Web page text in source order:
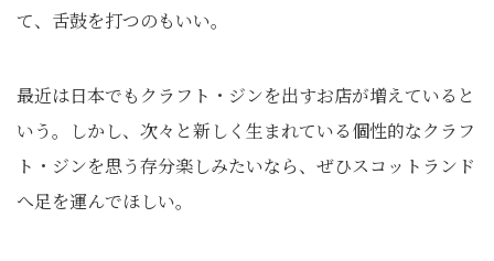
て、舌鼓を打つのもいい。
最近は日本でもクラフト・ジンを出すお店が増えていると
いう。しかし、次々と新しく生まれている個性的なクラフ
ト・ジンを思う存分楽しみたいなら、ぜひスコットランド
へ足を運んでほしい。